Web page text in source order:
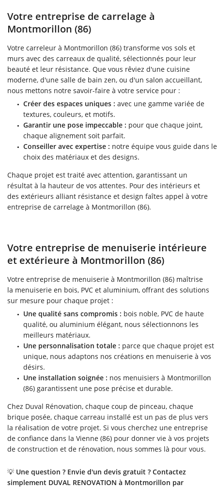
Votre entreprise de carrelage à
Montmorillon (86)
Votre carreleur à Montmorillon (86) transforme vos sols et
murs avec des carreaux de qualité, sélectionnés pour leur
beauté et leur résistance. Que vous rêviez d'une cuisine
moderne, d'une salle de bain zen, ou d'un salon accueillant,
nous mettons notre savoir-faire à votre service pour :
Créer des espaces uniques : avec une gamme variée de
textures, couleurs, et motifs.
Garantir une pose impeccable : pour que chaque joint,
chaque alignement soit parfait.
Conseiller avec expertise : notre équipe vous guide dans le
choix des matériaux et des designs.
Chaque projet est traité avec attention, garantissant un
résultat à la hauteur de vos attentes. Pour des intérieurs et
des extérieurs alliant résistance et design faîtes appel à votre
entreprise de carrelage à Montmorillon (86).
Votre entreprise de menuiserie intérieure
et extérieure à Montmorillon (86)
Votre entreprise de menuiserie à Montmorillon (86) maîtrise
la menuiserie en bois, PVC et aluminium, offrant des solutions
sur mesure pour chaque projet :
Une qualité sans compromis : bois noble, PVC de haute
qualité, ou aluminium élégant, nous sélectionnons les
meilleurs matériaux.
Une personnalisation totale : parce que chaque projet est
unique, nous adaptons nos créations en menuiserie à vos
désirs.
Une installation soignée : nos menuisiers à Montmorillon
(86) garantissent une pose précise et durable.
Chez Duval Rénovation, chaque coup de pinceau, chaque
brique posée, chaque carreau installé est un pas de plus vers
la réalisation de votre projet. Si vous cherchez une entreprise
de confiance dans la Vienne (86) pour donner vie à vos projets
de construction et de rénovation, nous sommes là pour vous.
💡 Une question ? Envie d'un devis gratuit ? Contactez
simplement DUVAL RENOVATION à Montmorillon par